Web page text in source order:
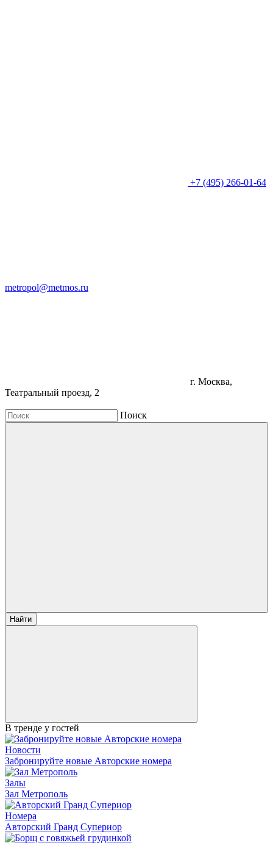
+7 (495) 266-01-64
metropol@metmos.ru
г. Москва,
Театральный проезд, 2
Поиск
Найти
В тренде у гостей
Новости
Забронируйте новые Авторские номера
Залы
Зал Метрополь
Номера
Авторский Гранд Супериор